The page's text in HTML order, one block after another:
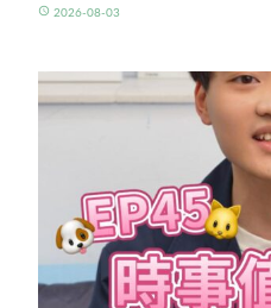
access_time 2026-08-03